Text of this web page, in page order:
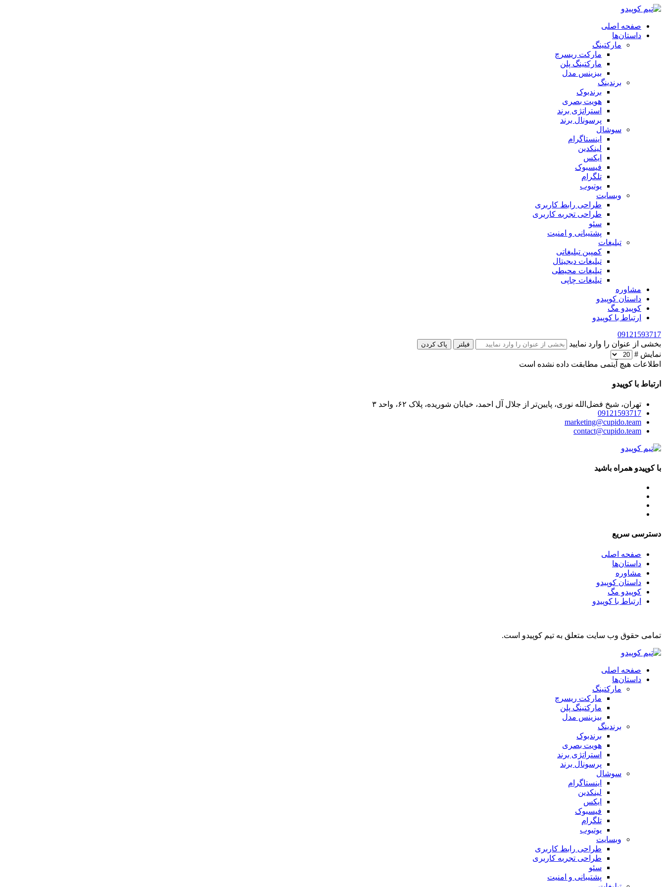
صفحه اصلی
داستان‌ها
مارکتینگ
مارکت ریسرچ
مارکتینگ پلن
بیزینس مدل
برندینگ
برندبوک
هویت بصری
استراتژی برند
پرسونال برند
سوشال
اینستاگرام
لینکدین
ایکس
فیسبوک
تلگرام
یوتیوب
وبسایت
طراحی رابط کاربری
طراحی تجربه کاربری
سئو
پشتیبانی و امنیت
تبلیغات
کمپین تبلیغاتی
تبلیغات دیجیتال
تبلیغات محیطی
تبلیغات چاپی
مشاوره
داستان کوپیدو
کوپیدو مگ
ارتباط با کوپیدو
09121593717
بخشی از عنوان را وارد نمایید
فیلتر پاک کردن
نمایش #
اطلاعات هیچ آیتمی مطابقت داده نشده است
ارتباط با کوپیدو
تهران، شیخ فضل‌الله نوری، پایین‌تر از جلال آل احمد، خیابان شوریده، پلاک ۶۲، واحد ۳
09121593717
marketing@cupido.team
contact@cupido.team
با کوپیدو همراه باشید
دسترسی سریع
صفحه اصلی
داستان‌ها
مشاوره
داستان کوپیدو
کوپیدو مگ
ارتباط با کوپیدو
تمامی حقوق وب سایت متعلق به تیم کوپیدو است.
صفحه اصلی
داستان‌ها
مارکتینگ
مارکت ریسرچ
مارکتینگ پلن
بیزینس مدل
برندینگ
برندبوک
هویت بصری
استراتژی برند
پرسونال برند
سوشال
اینستاگرام
لینکدین
ایکس
فیسبوک
تلگرام
یوتیوب
وبسایت
طراحی رابط کاربری
طراحی تجربه کاربری
سئو
پشتیبانی و امنیت